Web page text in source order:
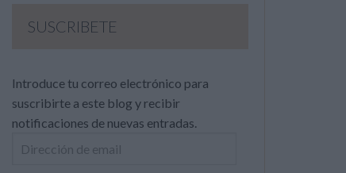
SUSCRIBETE
Introduce tu correo electrónico para
suscribirte a este blog y recibir
notificaciones de nuevas entradas.
Dirección